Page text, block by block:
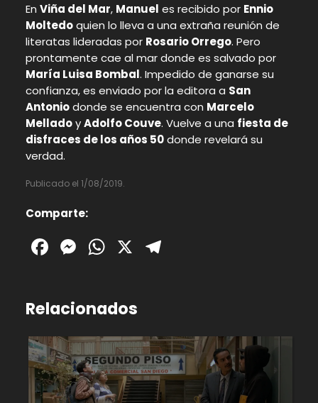
En Viña del Mar, Manuel es recibido por Ennio
Moltedoquien lo lleva a una extraña reunión de
literatas lideradas por Rosario Orrego. Pero
prontamente cae al mar donde es salvado por
María Luisa Bombal. Impedido de ganarse su
confianza, es enviado por la editora a San
Antoniodonde se encuentra con Marcelo
MelladoyAdolfo Couve. Vuelve a una fiesta de
disfraces de los años 50donde revelará su
verdad.
Publicado el 1/08/2019.
Comparte:
Facebook
Messenger
WhatsApp
X
Relacionados